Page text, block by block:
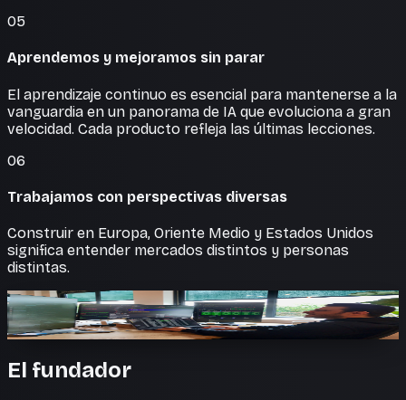
05
Aprendemos y mejoramos sin parar
El aprendizaje continuo es esencial para mantenerse a la
vanguardia en un panorama de IA que evoluciona a gran
velocidad. Cada producto refleja las últimas lecciones.
06
Trabajamos con perspectivas diversas
Construir en Europa, Oriente Medio y Estados Unidos
significa entender mercados distintos y personas
distintas.
Construido con las manos en la masa
Software real, lanzado allí donde el trabajo lo necesita.
El fundador